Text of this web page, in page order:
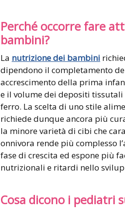
Perché occorre fare
bambini?
La nutrizione dei bambini
dipendono il completamento
accrescimento della prima
e il volume dei depositi
ferro. La scelta di uno stile
richiede dunque ancora più
la minore varietà di cibi che
onnivora rende più complesso
fase di crescita ed espone più
nutrizionali e ritardi nello
Cosa dicono i pediatri